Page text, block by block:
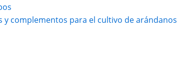
y complementos para el cultivo de arándanos